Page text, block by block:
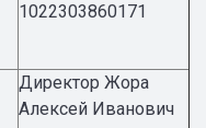
1022303860171
Директор Жора
Алексей Иванович